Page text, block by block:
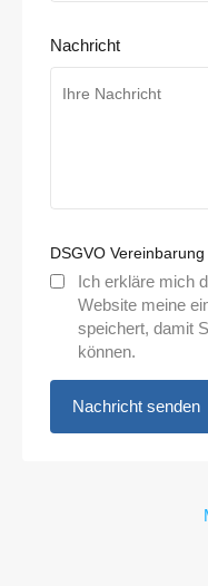
Nachricht
DSGVO Vereinbarung
Ich erkläre mich
Website meine
speichert, damit
können.